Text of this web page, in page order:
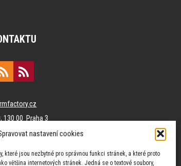
nastavení cookies
které jsou nezbytné pro správnou funkci stránek, a které proto
většina internetových stránek. Jedná se o textové soubory,
130 00 Praha 3